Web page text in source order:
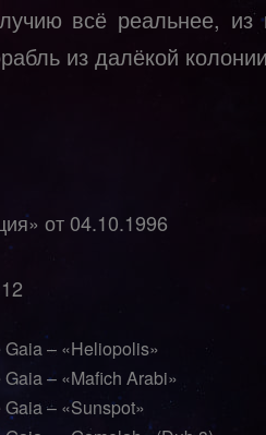
всё реальнее, из
из далёкой
от 04.10.1996
– «Heliopolis»
– «Mafich Arabi»
– «Sunspot»